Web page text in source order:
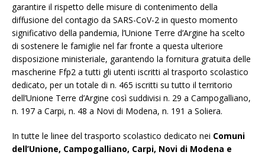
garantire il rispetto delle misure di contenimento della
diffusione del contagio da SARS-CoV-2 in questo momento
significativo della pandemia, l’Unione Terre d’Argine ha scelto
di sostenere le famiglie nel far fronte a questa ulteriore
disposizione ministeriale, garantendo la fornitura gratuita delle
mascherine Ffp2 a tutti gli utenti iscritti al trasporto scolastico
dedicato, per un totale di n. 465 iscritti su tutto il territorio
dell’Unione Terre d’Argine così suddivisi n. 29 a Campogalliano,
n. 197 a Carpi, n. 48 a Novi di Modena, n. 191 a Soliera.
In tutte le linee del trasporto scolastico dedicato nei Comuni
dell’Unione, Campogalliano, Carpi, Novi di Modena e